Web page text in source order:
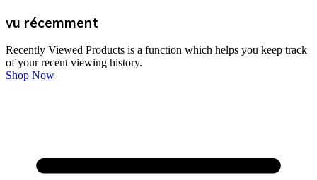
vu récemment
Recently Viewed Products is a function which helps you keep track
of your recent viewing history.
Shop Now